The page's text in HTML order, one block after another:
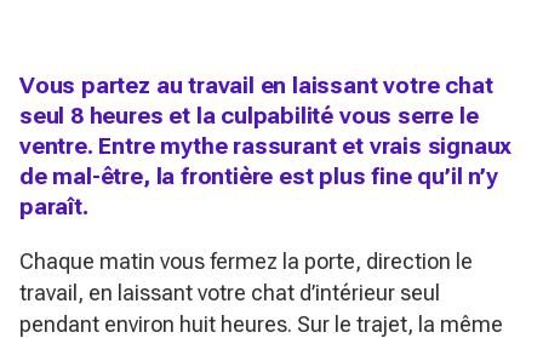
Vous partez au travail en laissant votre chat
seul 8 heures et la culpabilité vous serre le
ventre. Entre mythe rassurant et vrais signaux
de mal-être, la frontière est plus fine qu’il n’y
paraît.
Chaque matin vous fermez la porte, direction le
travail, en laissant votre chat d’intérieur seul
pendant environ huit heures. Sur le trajet, la même